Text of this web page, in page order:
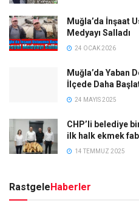
Muğla’da İnşaat
Medyayı Salladı
24 OCAK 2026
Muğla’da Yaban
İlçede Daha
24 MAYIS 2025
CHP’li belediye
ilk halk ekmek
14 TEMMUZ 2025
Rastgele Haberler